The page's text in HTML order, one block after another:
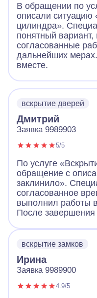
В обращении по
описали ситуацию
цилиндра».
понятный
согласованные
дальнейших
вместе.
вскрытие дверей
Дмитрий
Заявка 9989903
5/5
По услуге
обращение с
заклинило».
согласованное
выполнил работы
После завершения
вскрытие замков
Ирина
Заявка 9989900
4.9/5